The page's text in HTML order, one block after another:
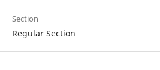
Section
Regular Section